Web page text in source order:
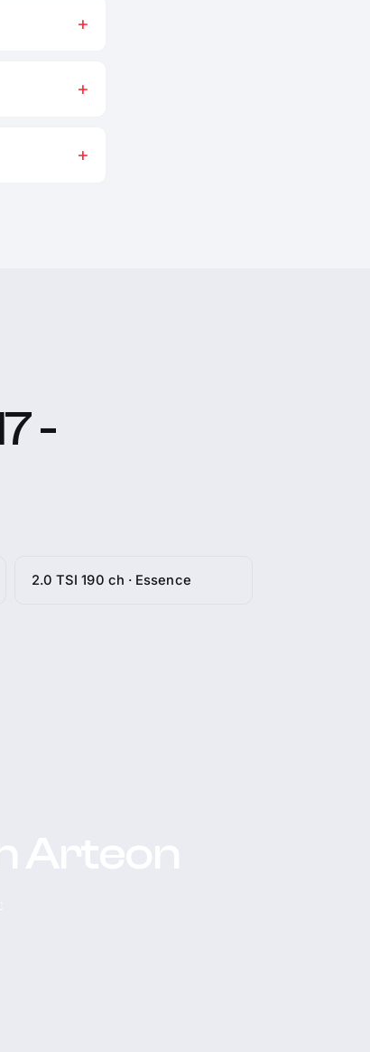
-
2.0 TSI 190 ch · Essence